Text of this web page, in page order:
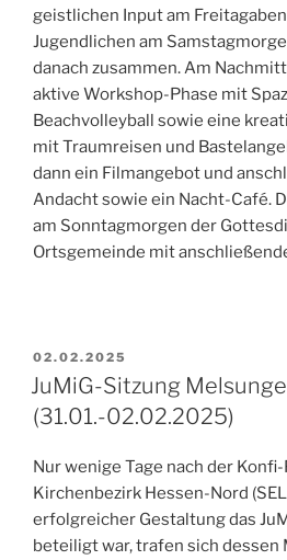
geistlichen Input am
Jugendlichen am
danach zusammen. Am
aktive Workshop-Phase mit
Beachvolleyball sowie eine
mit Traumreisen und
dann ein Filmangebot und
Andacht sowie ein Nacht-Café.
am Sonntagmorgen der
Ortsgemeinde mit
VERÖFFENTLICHT
AM
02.02.2025
JuMiG-Sitzung
(31.01.-02.02.2025)
Nur wenige Tage nach der
Kirchenbezirk Hessen-Nord
erfolgreicher Gestaltung das
beteiligt war, trafen sich dessen